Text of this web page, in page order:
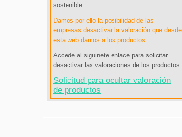
sostenible
Damos por ello la posibilidad de las
empresas desactivar la valoración que desde
esta web damos a los productos.
Accede al siguinete enlace para solicitar
desactivar las valoraciones de los productos.
Solicitud para ocultar valoración
de productos